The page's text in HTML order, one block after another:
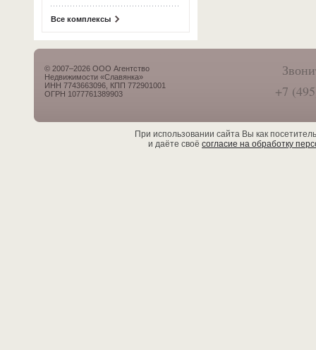
Все комплексы
© 2007–2026 ООО Агентство
Недвижимости «Славянка»
ИНН 7743663096, КПП 772901001
ОГРН 1077761389903
+7
При использовании сайта Вы как
и даёте своё согласие на обработку